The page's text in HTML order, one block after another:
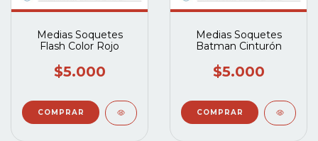
Medias Soquetes
Flash Color Rojo
$5.000
Medias Soquetes
Batman Cinturón
$5.000